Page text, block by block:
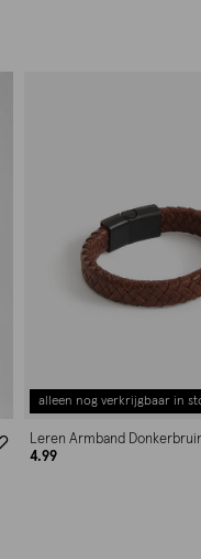
alleen nog verkrijgbaar in
Leren Armband
4.99